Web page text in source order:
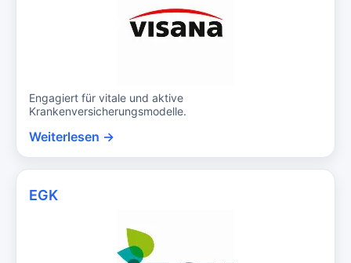
Engagiert für vitale und aktive
Krankenversicherungsmodelle.
Weiterlesen →
EGK